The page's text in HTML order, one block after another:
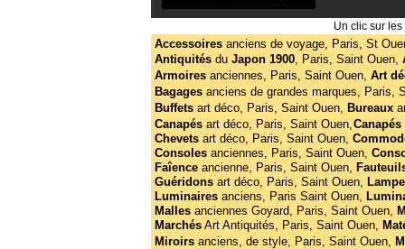
Un clic sur
Accessoires anciens de voyage, Paris, St
Antiquités duJapon 1900, Paris, Saint Ouen,
Armoiresanciennes, Paris, Saint Ouen, Art
Bagages anciens de grandes marques, Paris,
Buffets art déco, Paris, Saint Ouen, Bureaux
Canapés art déco, Paris, Saint Ouen,
Chevets art déco, Paris, Saint Ouen,
Consoles anciennes, Paris, Saint Ouen,
Faîence ancienne, Paris, Saint Ouen,
Guéridons art déco, Paris, Saint Ouen,
Luminaires anciens, Paris Saint Ouen,
Malles anciennes Goyard, Paris, Saint Ouen,
MarchésArt Antiquités, Paris, Saint Ouen,
Miroirs anciens, de style, Paris, Saint Ouen,